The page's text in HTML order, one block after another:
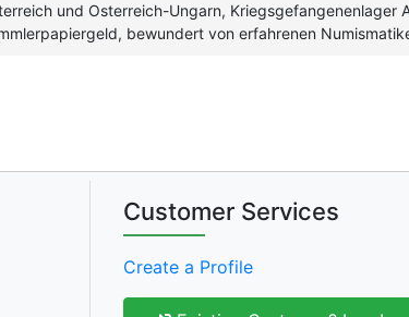
und Osterreich-Ungarn, Kriegsgefangenenlager
bewundert von erfahrenen
Customer Services
Create a Profile